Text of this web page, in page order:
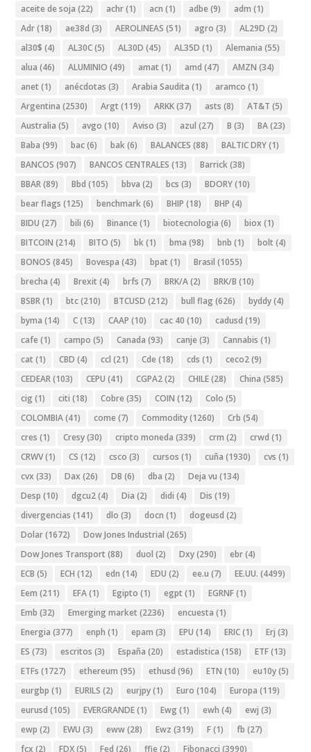
aceite de soja (22) achr(1) acn (1) adbe (9) adm (1)
Adr(18) ae38d (3) AEROLINEAS (51) agro (3) AL29D (2)
al30$ (4) AL30C(5) AL30D (45) AL35D (1) Alemania (55)
alua (46) ALUMINIO (49) amat (1) amd (47) AMZN (34)
anet (1) anécdotas (3) Arabia Saudita (1) aramco (1)
Argentina (2530) Argt (119) ARKK(37) asts (8) AT&T (5)
Australia (5) avgo (10) Aviso (3) azul (27) B (3) BA(23)
Baba (99) bac(6) bak(6) BALANCES (88) BALTIC DRY(1)
BANCOS (907) BANCOS CENTRALES (13) Barrick(38)
BBAR(89) Bbd (105) bbva (2) bcs (3) BDORY(10)
bear flags (125) benchmark(6) BHIP (18) BHP (4)
BIDU (27) bili (6) Binance (1) biotecnologia (6) biox (1)
BITCOIN (214) BITO (5) bk(1) bma (98) bnb (1) bolt (4)
BONOS (845) Bovespa (43) bpat (1) Brasil (1055)
brecha (4) Brexit (4) brfs (7) BRK/A(2) BRK/B (10)
BSBR(1) btc(210) BTCUSD (212) bull flag (626) byddy(4)
byma (14) C(13) CAAP (10) cac 40 (10) cadusd (19)
cafe (1) campo (5) Canada (93) canje (3) Cannabis (1)
cat (1) CBD (4) ccl (21) Cde (18) cds (1) ceco2(9)
CEDEAR(103) CEPU (41) CGPA2(2) CHILE(28) China (585)
cig (1) citi (18) Cobre (35) COIN (12) Colo (5)
COLOMBIA(41) come (7) Commodity(1260) Crb (54)
cres (1) Cresy(30) cripto moneda (339) crm (2) crwd (1)
CRWV(1) CS (12) csco (3) cursos (1) cuña (1930) cvs (1)
cvx (33) Dax (26) DB (6) dba (2) Deja vu (134)
Desp (10) dgcu2(4) Dia (2) didi (4) Dis (19)
divergencias (141) dlo (3) docn (1) dogeusd (2)
Dolar(1672) Dow Jones Industrial (265)
Dow Jones Transport (88) duol (2) Dxy(290) ebr(4)
ECB (5) ECH (12) edn (14) EDU (2) ee.u (7) EE.UU. (4499)
Eem (211) EFA(1) Egipto (1) egpt (1) EGRNF(1)
Emb (32) Emerging market (2236) encuesta (1)
Energia (377) enph (1) epam (3) EPU (14) ERIC(1) Erj (3)
ES (73) escritos (3) España (20) estadistica (158) ETF(13)
ETFs (1727) ethereum (95) ethusd (96) ETN (10) eu10y(5)
eurgbp (1) EURILS (2) eurjpy(1) Euro (104) Europa (119)
eurusd (105) EVERGRANDE(1) Ewg (1) ewh (4) ewj (3)
ewp (2) EWU (3) eww(28) Ewz (319) F(1) fb (27)
fcx (2) FDX(5) Fed (26) ffie (2) Fibonacci (3990)